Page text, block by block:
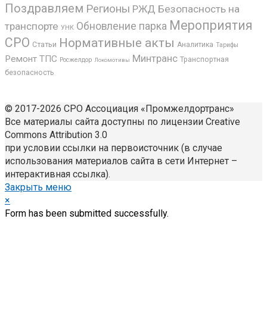
Поздравляем Регионы РЖД Безопасность на
транспорте УНК Обновление парка Мероприятия
СРО Статьи Нормативные акты Аналитика Тарифы
Ремонт ТПС Росжелдор Локомотивы Минтранс Транспортная
безопасность
© 2017-2026 СРО Ассоциация «Промжелдортранс»
Все материалы сайта доступны по лицензии Creative
Commons Attribution 3.0
при условии ссылки на первоисточник (в случае
использования материалов сайта в сети Интернет –
интерактивная ссылка).
Закрыть меню
×
Form has been submitted successfully.